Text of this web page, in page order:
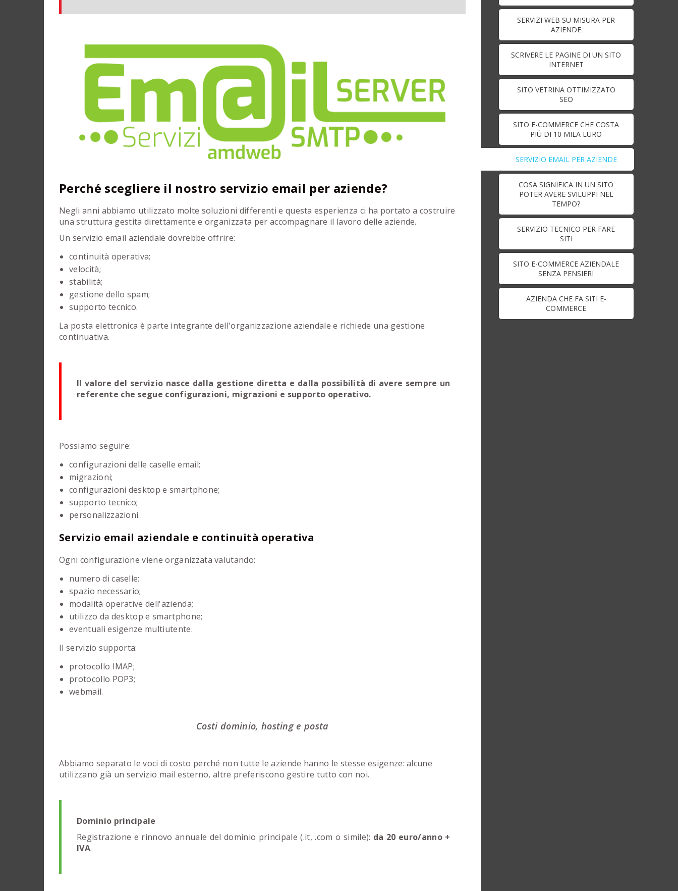
SERVIZI WEB SU MISURA PER
AZIENDE
SCRIVERE LE PAGINE DI UN SITO
INTERNET
SITO VETRINA OTTIMIZZATO
SEO
SITO E-COMMERCE CHE COSTA
PIÙ DI 10 MILA EURO
SERVIZIO EMAIL PER AZIENDE
COSA SIGNIFICA IN UN SITO
POTER AVERE SVILUPPI NEL
TEMPO?
SERVIZIO TECNICO PER FARE
SITI
SITO E-COMMERCE AZIENDALE
SENZA PENSIERI
AZIENDA CHE FA SITI E-
COMMERCE
Perché scegliere il nostro servizio email per aziende?
Negli anni abbiamo utilizzato molte soluzioni differenti e questa esperienza ci ha portato a costruire
una struttura gestita direttamente e organizzata per accompagnare il lavoro delle aziende.
Un servizio email aziendale dovrebbe offrire:
continuità operativa;
velocità;
stabilità;
gestione dello spam;
supporto tecnico.
La posta elettronica è parte integrante dell'organizzazione aziendale e richiede una gestione
continuativa.
Il valore del servizio nasce dalla gestione diretta e dalla possibilità di avere sempre un
referente che segue configurazioni, migrazioni e supporto operativo.
Possiamo seguire:
configurazioni delle caselle email;
migrazioni;
configurazioni desktop e smartphone;
supporto tecnico;
personalizzazioni.
Servizio email aziendale e continuità operativa
Ogni configurazione viene organizzata valutando:
numero di caselle;
spazio necessario;
modalità operative dell'azienda;
utilizzo da desktop e smartphone;
eventuali esigenze multiutente.
Il servizio supporta:
protocollo IMAP;
protocollo POP3;
webmail.
Costi dominio, hosting e posta
Abbiamo separato le voci di costo perché non tutte le aziende hanno le stesse esigenze: alcune
utilizzano già un servizio mail esterno, altre preferiscono gestire tutto con noi.
Dominio principale
Registrazione e rinnovo annuale del dominio principale (.it, .com o simile): da 20 euro/anno +
IVA.